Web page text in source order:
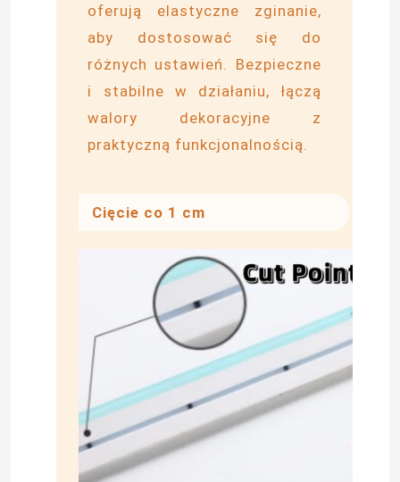
Produkty
Kontrola jakości
Skontaktuj się z nami
Aktualności
Poprosić o wycenę
Taśma LED Neon
oferują elastyczne zginanie,
aby dostosować się do
różnych ustawień. Bezpieczne
i stabilne w działaniu, łączą
walory dekoracyjne z
praktyczną funkcjonalnością.
Cięcie co 1 cm